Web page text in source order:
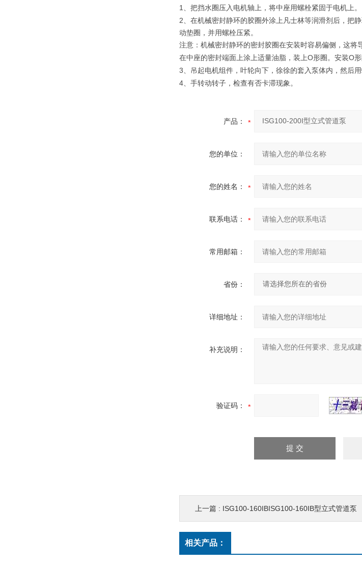
1 、把挡水圈压入电机轴上，将中座用螺栓紧固于电机上。
2、在机械密封静环的胶圈外涂上凡士林等润滑剂后，把
动垫圈，并用螺栓压紧。
注意：机械密封静环的密封胶圈在安装时容易偏侧，这将
在中座的密封端面上涂上适量油脂，装上O形圈。安装O
3、吊起电机组件，叶轮向下，徐徐的套入泵体内，然后
4、手转动转子，检查有否卡滞现象。
产品：
您的单位：
您的姓名：
联系电话：
常用邮箱：
省份：
详细地址：
补充说明：
验证码：
上一篇 : ISG100-160IBISG100-160IB型立式管道泵
相关产品：